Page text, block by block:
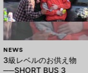
NEWS
3級レベルのお供え物
──SHORT BUS 3